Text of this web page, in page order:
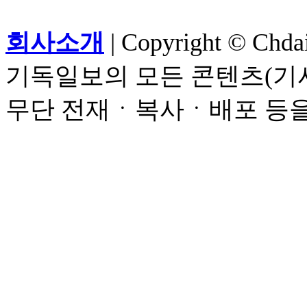
회사소개 | Copyright ©
기독일보의 모든 콘텐츠(
무단 전재ㆍ복사ㆍ배포 등